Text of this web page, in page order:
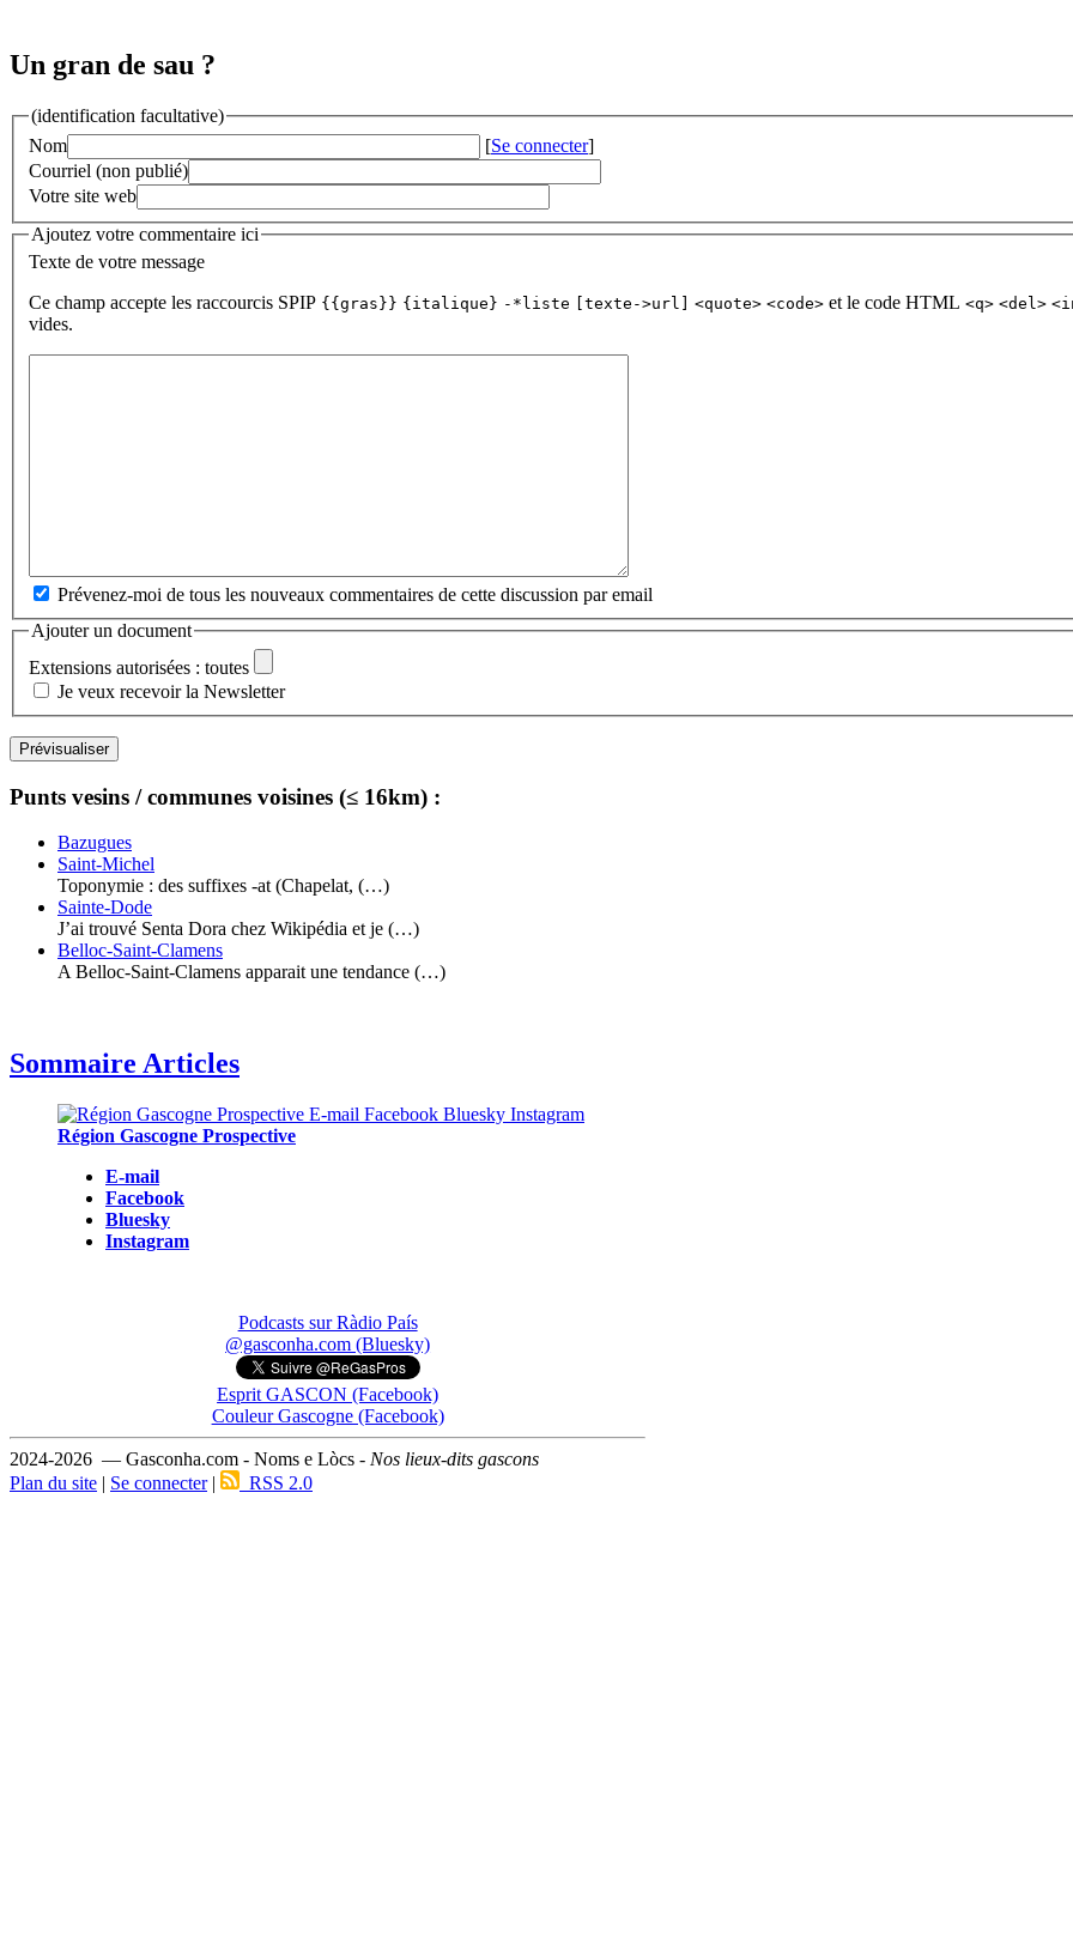
Un gran de sau ?
(identification facultative)
Nom
[Se connecter]
Courriel (non publié)
Votre site web
Ajoutez votre commentaire ici
Texte de votre message
Ce champ accepte les raccourcis SPIP {{gras}} {italique} -*liste [texte->url] <quote> <code> et le code HTML <q> <del>
vides.
Prévenez-moi de tous les nouveaux commentaires de cette discussion par email
Ajouter un document
Extensions autorisées : toutes
Je veux recevoir la Newsletter
Punts vesins / communes voisines (≤ 16km) :
Bazugues
Saint-Michel
Toponymie : des suffixes -at (Chapelat, (…)
Sainte-Dode
J’ai trouvé Senta Dora chez Wikipédia et je (…)
Belloc-Saint-Clamens
A Belloc-Saint-Clamens apparait une tendance (…)
Sommaire Articles
Région Gascogne Prospective
E-mail
Facebook
Bluesky
Instagram
Podcasts sur Ràdio País
@gasconha.com (Bluesky)
Esprit GASCON (Facebook)
Couleur Gascogne (Facebook)
2024-2026 — Gasconha.com - Noms e Lòcs - Nos lieux-dits gascons
Plan du site | Se connecter| RSS 2.0